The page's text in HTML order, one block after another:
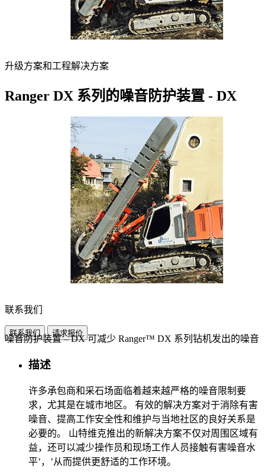
升级方案和工程解决方案
Ranger DX 系列的噪音防护装置 - DX
联系我们
联系我们 请求报价
噪音防护装置 – DX 可减少 Ranger™ DX 系列钻机发出的噪音
描述
许多承包商和采石场面临着越来越严格的噪音限制要
求，尤其是在城市地区。 有效的解决方案对于消除有害
噪音、提高工作安全性和维护与当地社区的良好关系是
必要的。 山特维克推出的新解决方案不仅对周围区域有
益，还可以减少操作员和现场工作人员接触有害噪音水
平’，’从而提供更舒适的工作环境。